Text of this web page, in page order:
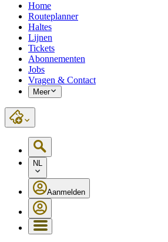
Home
Routeplanner
Haltes
Lijnen
Tickets
Abonnementen
Jobs
Vragen & Contact
Meer
NL
Aanmelden